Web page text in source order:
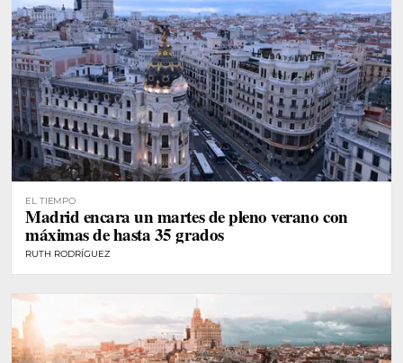
EL TIEMPO
Madrid encara un martes de pleno verano con
máximas de hasta 35 grados
RUTH RODRÍGUEZ